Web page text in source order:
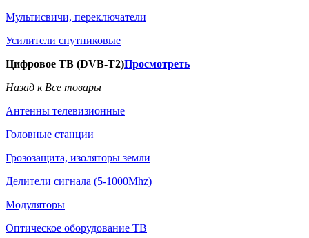
Мультисвичи, переключатели
Усилители спутниковые
Цифровое ТВ (DVB-T2)Просмотреть
Назад к Все товары
Антенны телевизионные
Головные станции
Грозозащита, изоляторы земли
Делители сигнала (5-1000Mhz)
Модуляторы
Оптическое оборудование ТВ